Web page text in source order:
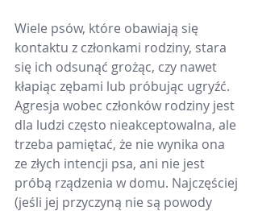
Wiele psów, które obawiają się
kontaktu z członkami rodziny, stara
się ich odsunąć grożąc, czy nawet
kłapiąc zębami lub próbując ugryźć.
Agresja wobec członków rodziny jest
dla ludzi często nieakceptowalna, ale
trzeba pamiętać, że nie wynika ona
ze złych intencji psa, ani nie jest
próbą rządzenia w domu. Najczęściej
(jeśli jej przyczyną nie są powody